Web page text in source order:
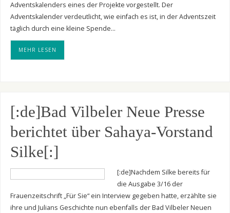
Adventskalenders eines der Projekte vorgestellt. Der
Adventskalender verdeutlicht, wie einfach es ist, in der Adventszeit
täglich durch eine kleine Spende…
MEHR LESEN
[:de]Bad Vilbeler Neue Presse
berichtet über Sahaya-Vorstand
Silke[:]
[:de]Nachdem Silke bereits für
die Ausgabe 3/16 der
Frauenzeitschrift „Für Sie“ ein Interview gegeben hatte, erzählte sie
ihre und Julians Geschichte nun ebenfalls der Bad Vilbeler Neuen